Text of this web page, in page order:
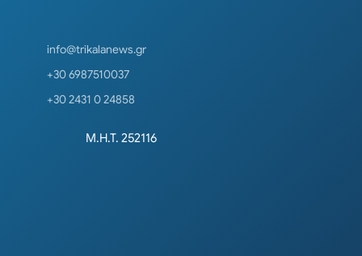
info@trikalanews.gr
+30 6987510037
+30 2431 0 24858
Μ.Η.Τ. 252116